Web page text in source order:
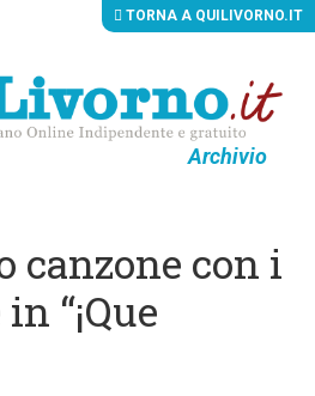
Archivio
TORNA A QUILIVORNO.IT
canzone con i
“¡Que